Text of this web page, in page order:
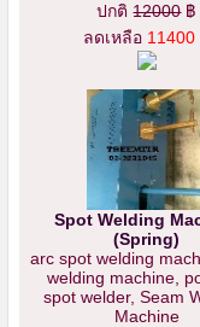
ปกติ12000฿
ลดเหลือ 11400
Spot Welding
(Spring)
arc spot welding
welding machine,
spot welder, Seam
Machine